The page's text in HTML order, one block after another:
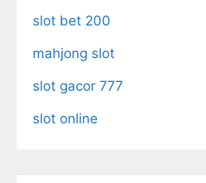
slot bet 200
mahjong slot
slot gacor 777
slot online